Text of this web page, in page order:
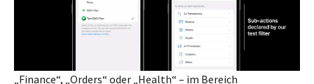
„Finance“, „Orders“ oder „Health“ – im Bereich